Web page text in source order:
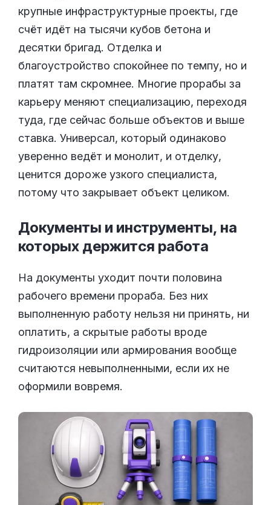
крупные инфраструктурные проекты, где
счёт идёт на тысячи кубов бетона и
десятки бригад. Отделка и
благоустройство спокойнее по темпу, но и
платят там скромнее. Многие прорабы за
карьеру меняют специализацию, переходя
туда, где сейчас больше объектов и выше
ставка. Универсал, который одинаково
уверенно ведёт и монолит, и отделку,
ценится дороже узкого специалиста,
потому что закрывает объект целиком.
Документы и инструменты, на
которых держится работа
На документы уходит почти половина
рабочего времени прораба. Без них
выполненную работу нельзя ни принять, ни
оплатить, а скрытые работы вроде
гидроизоляции или армирования вообще
считаются невыполненными, если их не
оформили вовремя.